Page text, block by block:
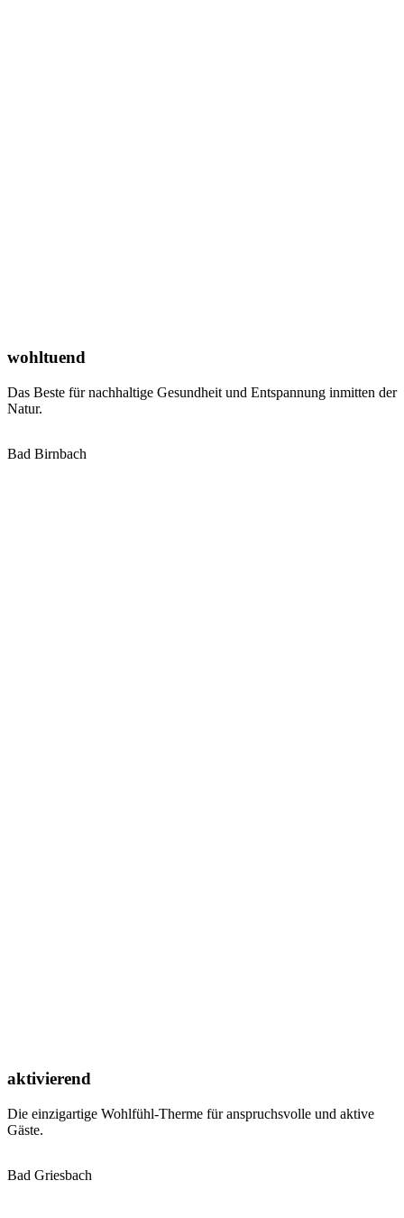
wohltuend
Das Beste für nachhaltige Gesundheit und Entspannung inmitten der
Natur.
Bad Birnbach
aktivierend
Die einzigartige Wohlfühl-Therme für anspruchsvolle und aktive
Gäste.
Bad Griesbach